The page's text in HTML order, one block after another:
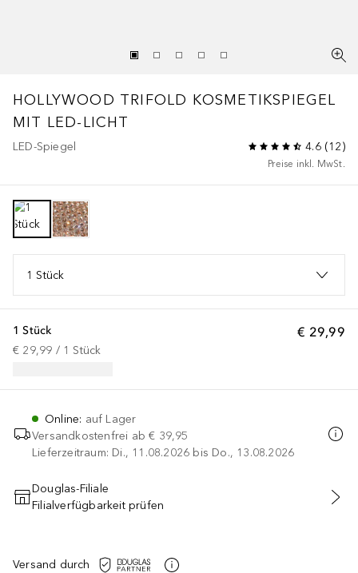
HOLLYWOOD TRIFOLD KOSMETIKSPIEGEL
MIT LED-LICHT
LED-Spiegel 4.6(12)
Preise inkl. MwSt.
1 Stück
€ 29,99
1 Stück
€ 29,99 / 1 Stück
Online: auf Lager
Versandkostenfrei ab € 39,95
Lieferzeitraum: Di., 11.08.2026 bis Do., 13.08.2026
IN DEN WARENKORB
Douglas-Filiale
Filialverfügbarkeit prüfen
Versand durch